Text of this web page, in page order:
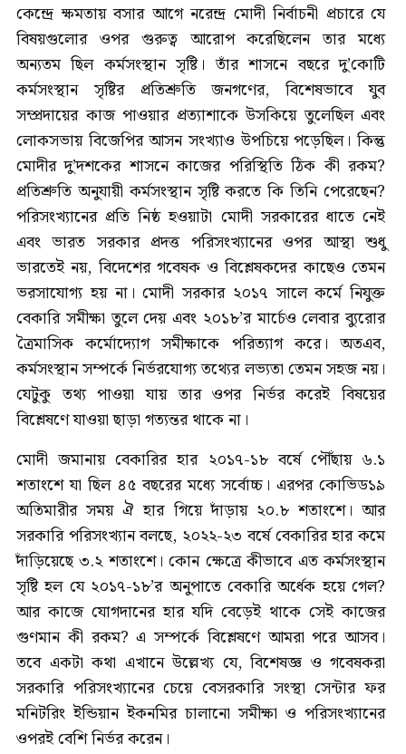
কেন্দ্রে ক্ষমতায় বসার আগে নরেন্দ্র মোদী নির্বাচনী প্রচারে যে
বিষয়গুলোর ওপর গুরুত্ব আরোপ করেছিলেন তার মধ্যে
অন্যতম ছিল কর্মসংস্থান সৃষ্টি। তাঁর শাসনে বছরে দু’কোটি
কর্মসংস্থান সৃষ্টির প্রতিশ্রুতি জনগণের, বিশেষভাবে যুব
সম্প্রদায়ের কাজ পাওয়ার প্রত্যাশাকে উসকিয়ে তুলেছিল এবং
লোকসভায় বিজেপির আসন সংখ্যাও উপচিয়ে পড়েছিল। কিন্তু
মোদীর দু’দশকের শাসনে কাজের পরিস্থিতি ঠিক কী রকম?
প্রতিশ্রুতি অনুযায়ী কর্মসংস্থান সৃষ্টি করতে কি তিনি পেরেছেন?
পরিসংখ্যানের প্রতি নিষ্ঠ হওয়াটা মোদী সরকারের ধাতে নেই
এবং ভারত সরকার প্রদত্ত পরিসংখ্যানের ওপর আস্থা শুধু
ভারতেই নয়, বিদেশের গবেষক ও বিশ্লেষকদের কাছেও তেমন
ভরসাযোগ্য হয় না। মোদী সরকার ২০১৭ সালে কর্মে নিযুক্ত
বেকারি সমীক্ষা তুলে দেয় এবং ২০১৮’র মার্চেও লেবার ব্যুরোর
ত্রৈমাসিক কর্মোদ্যোগ সমীক্ষাকে পরিত্যাগ করে। অতএব,
কর্মসংস্থান সম্পর্কে নির্ভরযোগ্য তথ্যের লভ্যতা তেমন সহজ নয়।
যেটুকু তথ্য পাওয়া যায় তার ওপর নির্ভর করেই বিষয়ের
বিশ্লেষণে যাওয়া ছাড়া গত্যন্তর থাকে না।
মোদী জমানায় বেকারির হার ২০১৭-১৮ বর্ষে পৌঁছায় ৬.১
শতাংশে যা ছিল ৪৫ বছরের মধ্যে সর্বোচ্চ। এরপর কোভিড১৯
অতিমারীর সময় ঐ হার গিয়ে দাঁড়ায় ২০.৮ শতাংশে। আর
সরকারি পরিসংখ্যান বলছে, ২০২২-২৩ বর্ষে বেকারির হার কমে
দাঁড়িয়েছে ৩.২ শতাংশে। কোন ক্ষেত্রে কীভাবে এত কর্মসংস্থান
সৃষ্টি হল যে ২০১৭-১৮’র অনুপাতে বেকারি অর্ধেক হয়ে গেল?
আর কাজে যোগদানের হার যদি বেড়েই থাকে সেই কাজের
গুণমান কী রকম? এ সম্পর্কে বিশ্লেষণে আমরা পরে আসব।
তবে একটা কথা এখানে উল্লেখ্য যে, বিশেষজ্ঞ ও গবেষকরা
সরকারি পরিসংখ্যানের চেয়ে বেসরকারি সংস্থা সেন্টার ফর
মনিটরিং ইন্ডিয়ান ইকনমির চালানো সমীক্ষা ও পরিসংখ্যানের
ওপরই বেশি নির্ভর করেন।